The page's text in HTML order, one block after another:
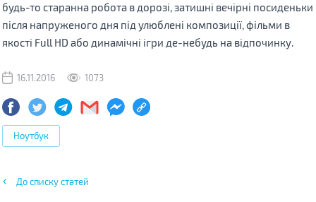
будь-то старанна робота в дорозі, затишні вечірні посиденьки
після напруженого дня під улюблені композиції, фільми в
якості Full HD або динамічні ігри де-небудь на відпочинку.
16.11.2016 1073
Ноутбук
До списку статей